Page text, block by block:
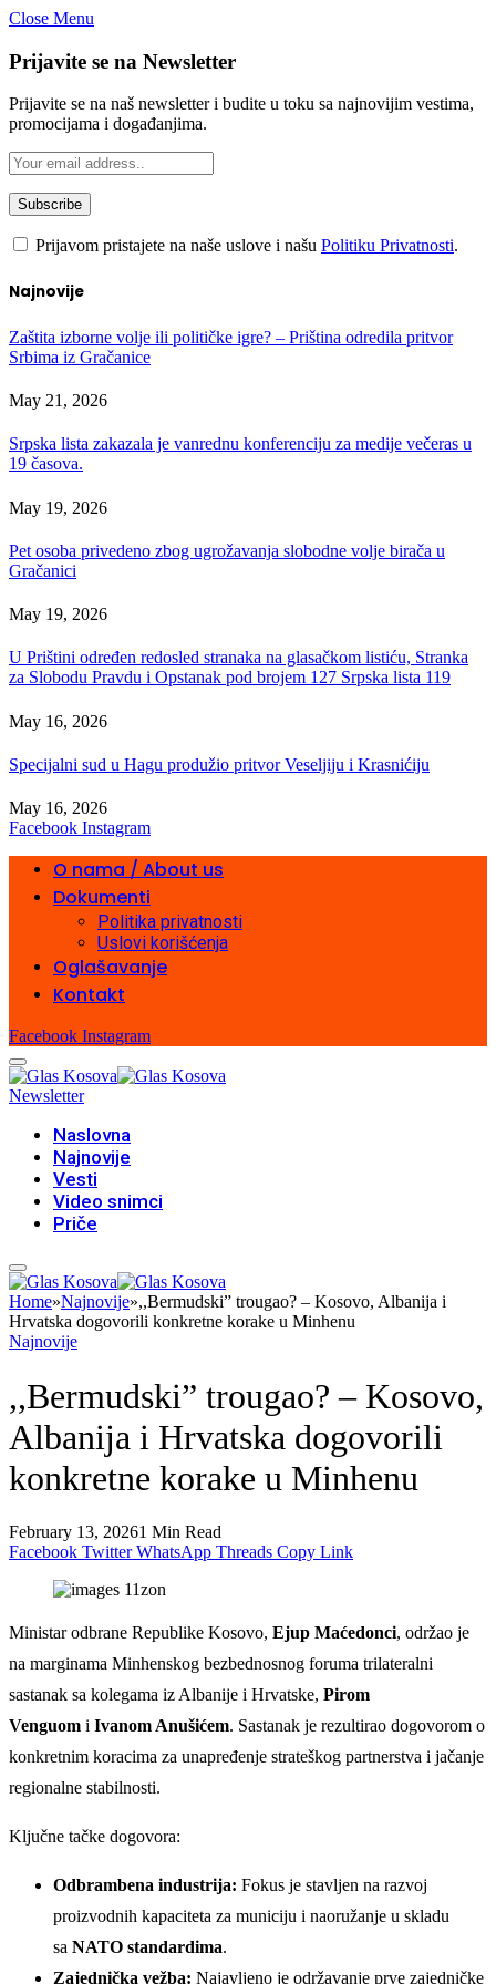
Close Menu
Prijavite se na Newsletter
Prijavite se na naš newsletter i budite u toku sa najnovijim vestima,
promocijama i događanjima.
Prijavom pristajete na naše uslove i našu Politiku Privatnosti.
Najnovije
Zaštita izborne volje ili političke igre? – Priština odredila pritvor
Srbima iz Gračanice
May 21, 2026
Srpska lista zakazala je vanrednu konferenciju za medije večeras u
19 časova.
May 19, 2026
Pet osoba privedeno zbog ugrožavanja slobodne volje birača u
Gračanici
May 19, 2026
U Prištini određen redosled stranaka na glasačkom listiću, Stranka
za Slobodu Pravdu i Opstanak pod brojem 127 Srpska lista 119
May 16, 2026
Specijalni sud u Hagu produžio pritvor Veseljiju i Krasnićiju
May 16, 2026
Facebook Instagram
O nama / About us
Dokumenti
Politika privatnosti
Uslovi korišćenja
Oglašavanje
Kontakt
Facebook Instagram
Newsletter
Naslovna
Najnovije
Vesti
Video snimci
Priče
Home»Najnovije»,,Bermudski” trougao? – Kosovo, Albanija i
Hrvatska dogovorili konkretne korake u Minhenu
Najnovije
,,Bermudski” trougao? – Kosovo,
Albanija i Hrvatska dogovorili
konkretne korake u Minhenu
February 13, 20261 Min Read
Facebook Twitter WhatsApp Threads Copy Link
Ministar odbrane Republike Kosovo, Ejup Maćedonci, održao je
na marginama Minhenskog bezbednosnog foruma trilateralni
sastanak sa kolegama iz Albanije i Hrvatske, Pirom
Venguom i Ivanom Anušićem. Sastanak je rezultirao dogovorom o
konkretnim koracima za unapređenje strateškog partnerstva i jačanje
regionalne stabilnosti.
Ključne tačke dogovora:
Odbrambena industrija: Fokus je stavljen na razvoj
proizvodnih kapaciteta za municiju i naoružanje u skladu
sa NATO standardima.
Zajednička vežba: Najavljeno je održavanje prve zajedničke